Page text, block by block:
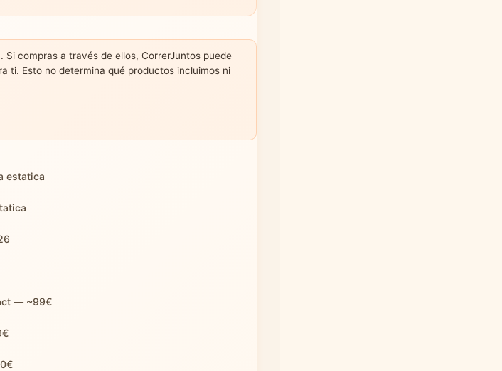
compras a través de ellos, CorrerJuntos puede
ti. Esto no determina qué productos incluimos ni
estatica
— ~99€